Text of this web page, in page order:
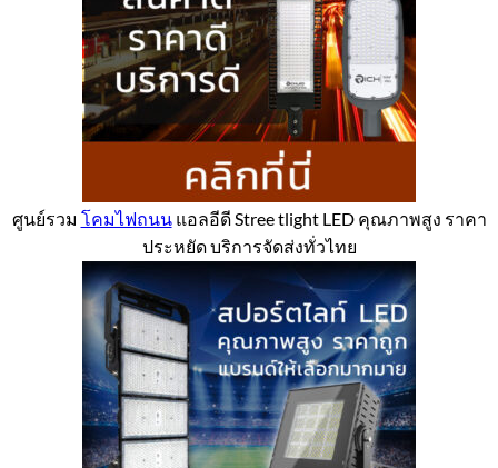
ศูนย์รวม โคมไฟถนนแอลอีดี Stree tlight LED คุณภาพสูง ราคา
ประหยัด บริการจัดส่งทั่วไทย